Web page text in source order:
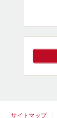
サイトマップ